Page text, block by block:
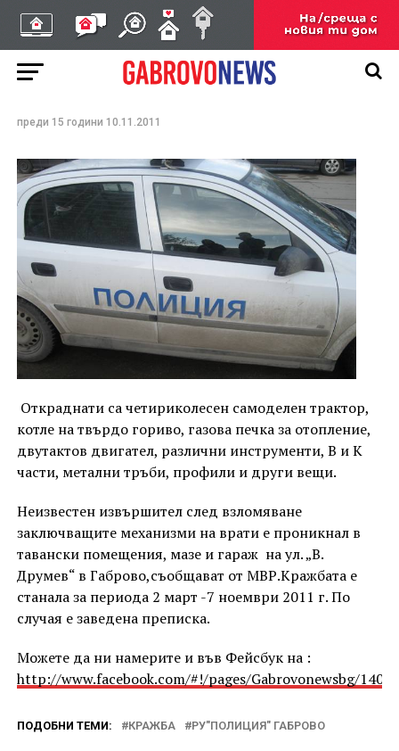
тавански
помещения,мазе и
гараж
преди 15 години 10.11.2011
Откраднати са четириколесен самоделен трактор,
котле на твърдо гориво, газова печка за отопление,
двутактов двигател, различни инструменти, В и К
части, метални тръби, профили и други вещи.
Неизвестен извършител след взломяване
заключващите механизми на врати е проникнал в
тавански помещения, мазе и гараж на ул. „В.
Друмев“ в Габрово,съобщават от МВР.Кражбата е
станала за периода 2 март -7 ноември 2011 г. По
случая е заведена преписка.
Можете да ни намерите и във Фейсбук на :
http://www.facebook.com/#!/pages/Gabrovonewsbg/
ПОДОБНИ ТЕМИ: КРАЖБА РУ"ПОЛИЦИЯ" ГАБРОВО